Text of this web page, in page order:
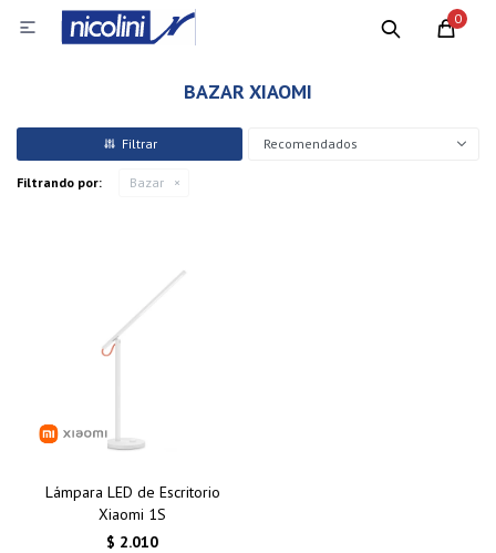
0

BAZAR XIAOMI
Recomendados
Filtrando por: Bazar
Lámpara LED de Escritorio
Xiaomi 1S
$ 2.010